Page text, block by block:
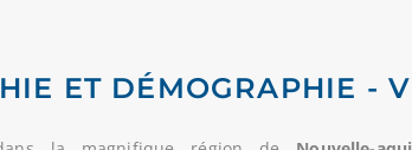
ET DÉMOGRAPHIE -